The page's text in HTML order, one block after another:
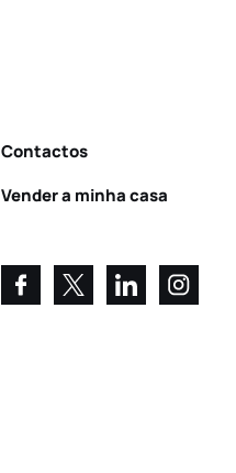
Contactos
Vender a minha casa